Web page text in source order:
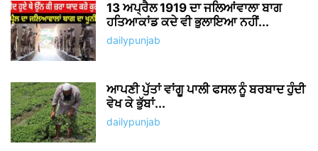
13 ਅਪ੍ਰੈਲ 1919 ਦਾ ਜਲਿਆਂਵਾਲਾ ਬਾਗ
ਹਤਿਆਕਾਂਡ ਕਦੇ ਵੀ ਭੁਲਾਇਆ ਨਹੀਂ...
dailypunjab
ਆਪਣੀ ਪੁੱਤਾਂ ਵਾਂਗੂ ਪਾਲੀ ਫਸਲ ਨੂੰ ਬਰਬਾਦ ਹੁੰਦੀ
ਵੇਖ ਕੇ ਭੁੱਬਾਂ...
dailypunjab